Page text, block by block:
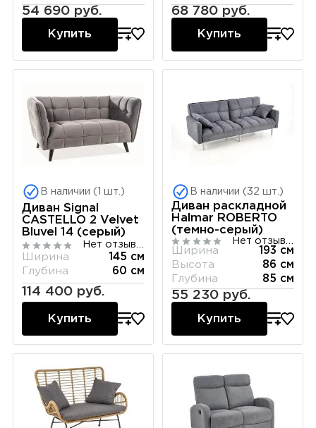
54 690 руб.
Купить
68 780 руб.
Купить
В наличии (1 шт.)
Диван Signal
CASTELLO 2 Velvet
Bluvel 14 (серый)
Ширина
145 см
Глубина
60 см
114 400 руб.
Купить
В наличии (32 шт.)
Диван раскладной
Halmar ROBERTO
(темно-серый)
Ширина
193 см
Высота
86 см
Глубина
85 см
55 230 руб.
Купить